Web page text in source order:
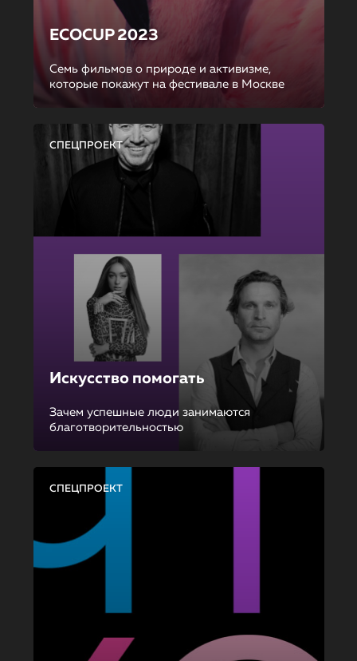
ECOCUP 2023
Семь фильмов о природе и активизме,
которые покажут на фестивале в Москве
СПЕЦПРОЕКТ
Искусство помогать
Зачем успешные люди занимаются
благотворительностью
СПЕЦПРОЕКТ